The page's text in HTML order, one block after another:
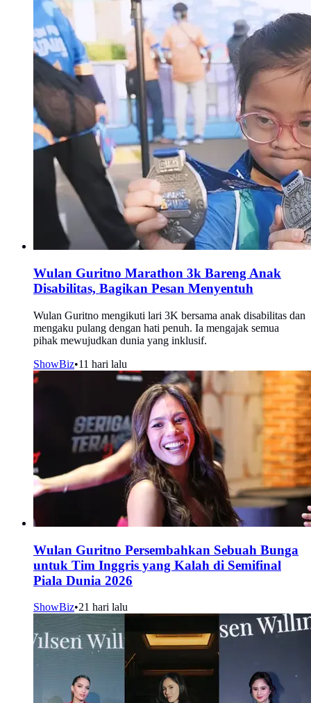
Wulan Guritno Marathon 3k Bareng Anak
Disabilitas, Bagikan Pesan Menyentuh
Wulan Guritno mengikuti lari 3K bersama anak disabilitas dan
mengaku pulang dengan hati penuh. Ia mengajak semua
pihak mewujudkan dunia yang inklusif.
ShowBiz•11 hari lalu
Wulan Guritno Persembahkan Sebuah Bunga
untuk Tim Inggris yang Kalah di Semifinal
Piala Dunia 2026
ShowBiz•21 hari lalu